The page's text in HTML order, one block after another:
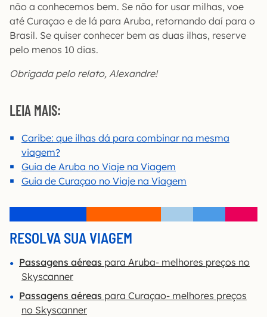
não a conhecemos bem. Se não for usar milhas, voe
até Curaçao e de lá para Aruba, retornando daí para o
Brasil. Se quiser conhecer bem as duas ilhas, reserve
pelo menos 10 dias.
Obrigada pelo relato, Alexandre!
LEIA MAIS:
Caribe: que ilhas dá para combinar na mesma
viagem?
Guia de Aruba no Viaje na Viagem
Guia de Curaçao no Viaje na Viagem
RESOLVA SUA VIAGEM
Passagens aéreas para Aruba- melhores preços no
Skyscanner
Passagens aéreas para Curaçao- melhores preços
no Skyscanner